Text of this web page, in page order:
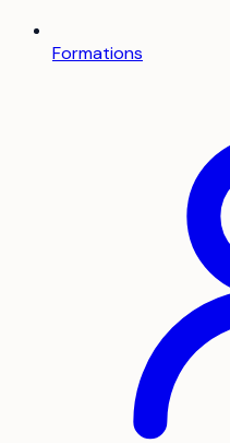
Formations